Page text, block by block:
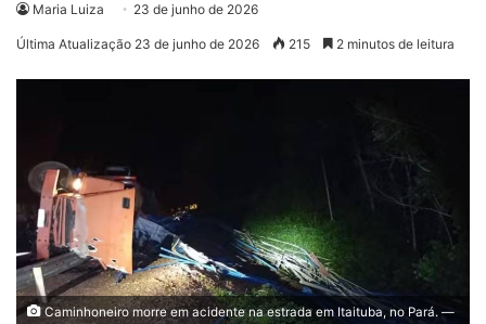
Maria Luiza 23 de junho de 2026
Última Atualização 23 de junho de 2026 215 2 minutos de leitura
Caminhoneiro morre em acidente na estrada em Itaituba, no Pará. —